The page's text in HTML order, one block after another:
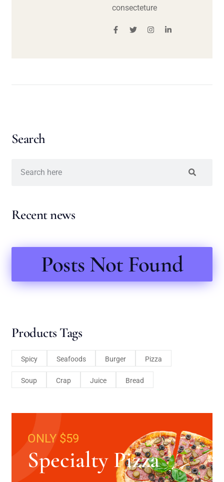
consecteture
Search
Recent news
Posts Not Found
Products Tags
Spicy Seafoods Burger Pizza
Soup Crap Juice Bread
ONLY $59
Specialty Pizza